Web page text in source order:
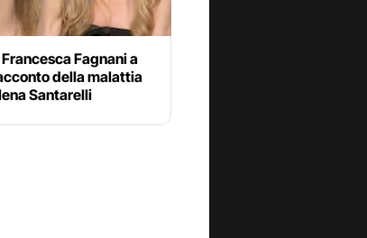
Fagnani a
della malattia
Santarelli